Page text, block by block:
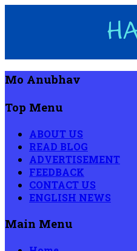
Mo Anubhav
Top Menu
ABOUT US
READ BLOG
ADVERTISEMENT
FEEDBACK
CONTACT US
ENGLISH NEWS
Main Menu